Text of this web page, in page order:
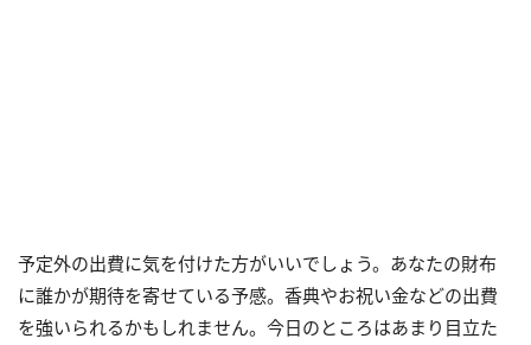
予定外の出費に気を付けた方がいいでしょう。あなたの財布
に誰かが期待を寄せている予感。香典やお祝い金などの出費
を強いられるかもしれません。今日のところはあまり目立た